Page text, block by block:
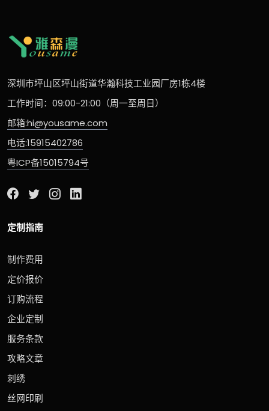
深圳市坪山区坪山街道华瀚科技工业园厂房1栋4楼
工作时间：09:00-21:00（周一至周日）
邮箱:hi@yousame.com
电话:15915402786
粤ICP备15015794号
定制指南
制作费用
定价报价
订购流程
企业定制
服务条款
攻略文章
刺绣
丝网印刷